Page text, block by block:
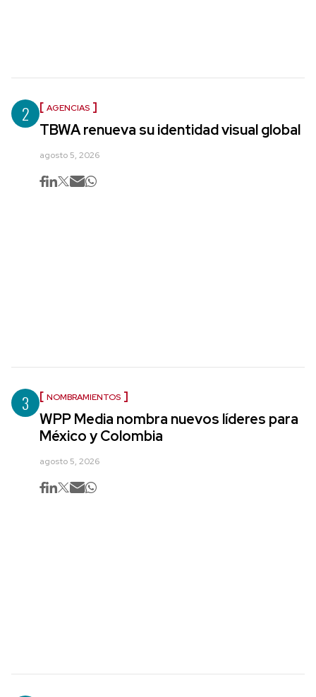
2 AGENCIAS
TBWA renueva su identidad visual global
agosto 5, 2026
3 NOMBRAMIENTOS
WPP Media nombra nuevos líderes para
México y Colombia
agosto 5, 2026